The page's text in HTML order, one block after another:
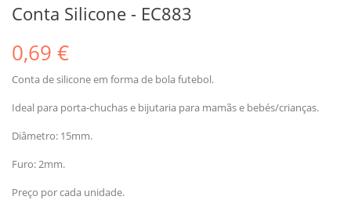
Conta Silicone - EC883
0,69 €
Conta de silicone em forma de bola futebol.
Ideal para porta-chuchas e bijutaria para mamãs e bebés/crianças.
Diâmetro: 15mm.
Furo: 2mm.
Preço por cada unidade.